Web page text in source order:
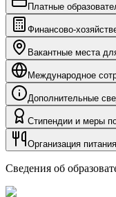
Платные
Финансово-
Вакантные места
Международное
Дополнительные
Стипендии и меры
Организация
Сведения об